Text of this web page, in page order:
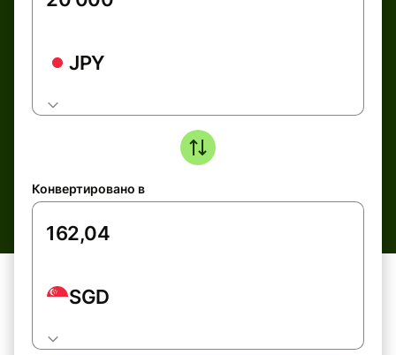
JPY
Конвертировано в
SGD